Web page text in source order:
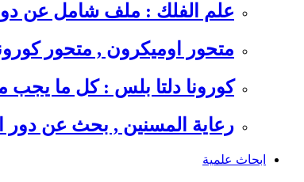
علم الفلك : ملف شامل عن
متحور اوميكرون , متحور
كورونا دلتا بلس : كل ما
رعاية المسنين , بحث عن دور
ابحاث علمية